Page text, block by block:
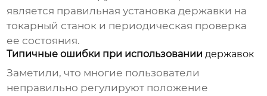
является правильная установкадержавки на
токарный станок и периодическая проверка
ее состояния.
Типичные ошибки при использованиидержавок
Заметили, что многие пользователи
неправильно регулируют положение